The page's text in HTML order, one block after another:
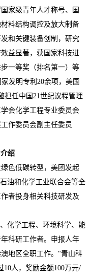
家级青年人才称号、国
料结构调控及放大制备
和关键装备创制，研究
益显著，获国家科技进
一等奖（排名第一）等
发明专利20余项，美国
担任中国21世纪议程管理
会化学工程专业委员会
作委员会副主任委员
绍
色低碳转型，美团发起
油和化学工业联合会等全
者投身相关科技研发及
化学工程、环境科学、能
科研工作者。申报人年
地区全职工作。“青山科
10人，奖励金额100万元/